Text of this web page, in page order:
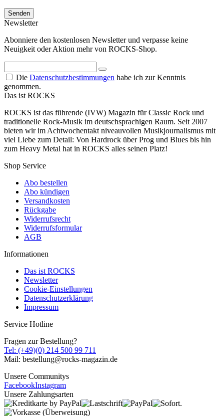
Senden
Newsletter
Abonniere den kostenlosen Newsletter und verpasse keine
Neuigkeit oder Aktion mehr von ROCKS-Shop.
Die Datenschutzbestimmungen habe ich zur Kenntnis
genommen.
Das ist ROCKS
ROCKS ist das führende (IVW) Magazin für Classic Rock und
traditionelle Rock-Musik im deutschsprachigen Raum. Seit 2007
bieten wir im Achtwochentakt niveauvollen Musikjournalismus mit
viel Liebe zum Detail: Von Hardrock über Prog und Blues bis hin
zum Heavy Metal hat in ROCKS alles seinen Platz!
Shop Service
Abo bestellen
Abo kündigen
Versandkosten
Rückgabe
Widerrufsrecht
Widerrufsformular
AGB
Informationen
Das ist ROCKS
Newsletter
Cookie-Einstellungen
Datenschutzerklärung
Impressum
Service Hotline
Fragen zur Bestellung?
Tel: (+49)(0) 214 500 99 711
Mail: bestellung@rocks-magazin.de
Unsere Communitys
FacebookInstagram
Unsere Zahlungsarten